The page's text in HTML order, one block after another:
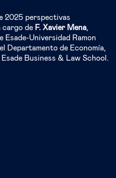
2025 perspectivas
cargo de F. Xavier Mena,
Esade-Universidad Ramon
Departamento de Economía,
Business & Law School.